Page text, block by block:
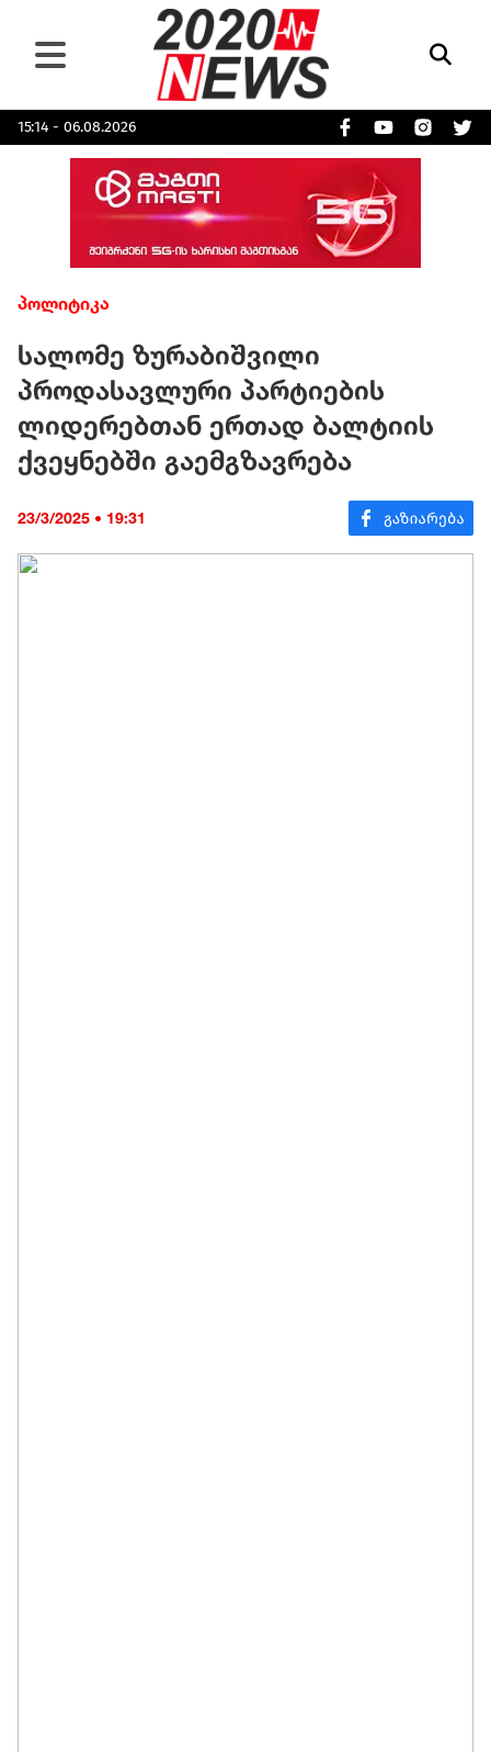
15:14 - 06.08.2026
პოლიტიკა
სალომე ზურაბიშვილი
პროდასავლური პარტიების
ლიდერებთან ერთად ბალტიის
ქვეყნებში გაემგზავრება
23/3/2025 • 19:31